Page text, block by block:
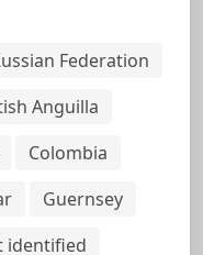
Federation
Anguilla
Colombia
Guernsey
identified